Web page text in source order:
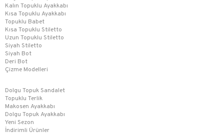
Kalın Topuklu Ayakkabı
Kısa Topuklu Ayakkabı
Topuklu Babet
Kısa Topuklu Stiletto
Uzun Topuklu Stiletto
Siyah Stiletto
Siyah Bot
Deri Bot
Çizme Modelleri
Dolgu Topuk Sandalet
Topuklu Terlik
Makosen Ayakkabı
Dolgu Topuk Ayakkabı
Yeni Sezon
İndirimli Ürünler